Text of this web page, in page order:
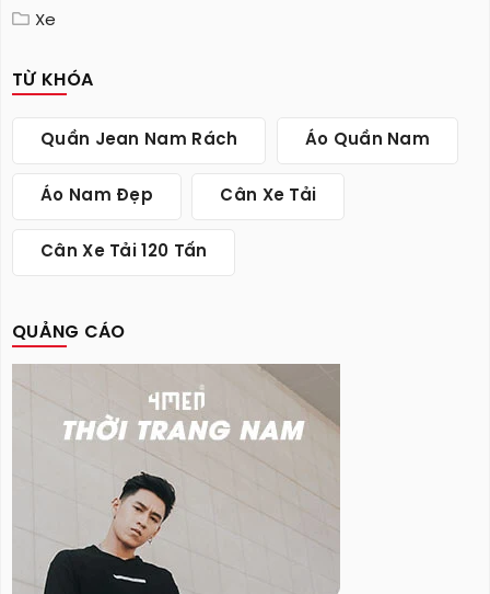
Xe
TỪ KHÓA
Quần Jean Nam Rách Áo Quần Nam
Áo Nam Đẹp Cân Xe Tải
Cân Xe Tải 120 Tấn
QUẢNG CÁO